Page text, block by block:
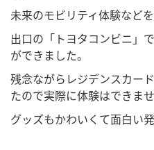
未来のモビリティ体験など
出口の「トヨタコンビニ」
ができました。
残念ながらレジデンスカー
たので実際に体験はできま
グッズもかわいくて面白い